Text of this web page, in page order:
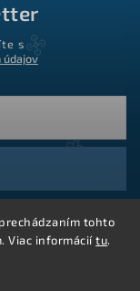
tohto
Viac informáciítu.
s
údajov